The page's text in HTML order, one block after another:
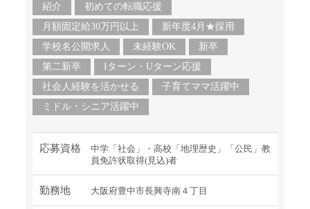
紹介
初めての転職応援
月額固定給30万円以上
新年度4月★採用
学校名公開求人
未経験OK
新卒
第二新卒
Iターン・Uターン応援
社会人経験を活かせる
子育てママ活躍中
ミドル・シニア活躍中
応募資格
中学「社会」・高校「地理歴史」「公民」教
員免許状取得(見込)者
勤務地 大阪府豊中市長興寺南４丁目